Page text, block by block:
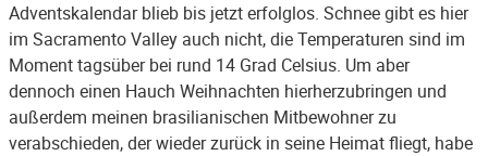
Adventskalendar blieb bis jetzt erfolglos. Schnee gibt es hier
im Sacramento Valley auch nicht, die Temperaturen sind im
Moment tagsüber bei rund 14 Grad Celsius. Um aber
dennoch einen Hauch Weihnachten hierherzubringen und
außerdem meinen brasilianischen Mitbewohner zu
verabschieden, der wieder zurück in seine Heimat fliegt, habe